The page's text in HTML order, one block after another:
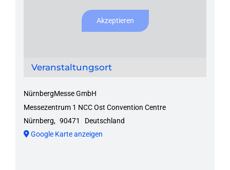
Veranstaltungsort
NürnbergMesse GmbH
Messezentrum 1 NCC Ost Convention Centre
Nürnberg, 90471
Deutschland
Google Karte anzeigen
Akzeptieren